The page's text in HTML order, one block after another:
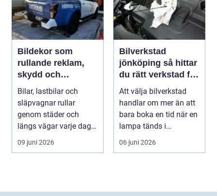
Bildekor som
rullande reklam,
skydd och
personlig stil
Bilar, lastbilar och
släpvagnar rullar
genom städer och
längs vägar varje dag.
De passerar tusentals...
09 juni 2026
Bilverkstad
jönköping så hittar
du rätt verkstad för
din bil
Att välja bilverkstad
handlar om mer än att
bara boka en tid när en
lampa tänds i
instrumentpanelen....
06 juni 2026